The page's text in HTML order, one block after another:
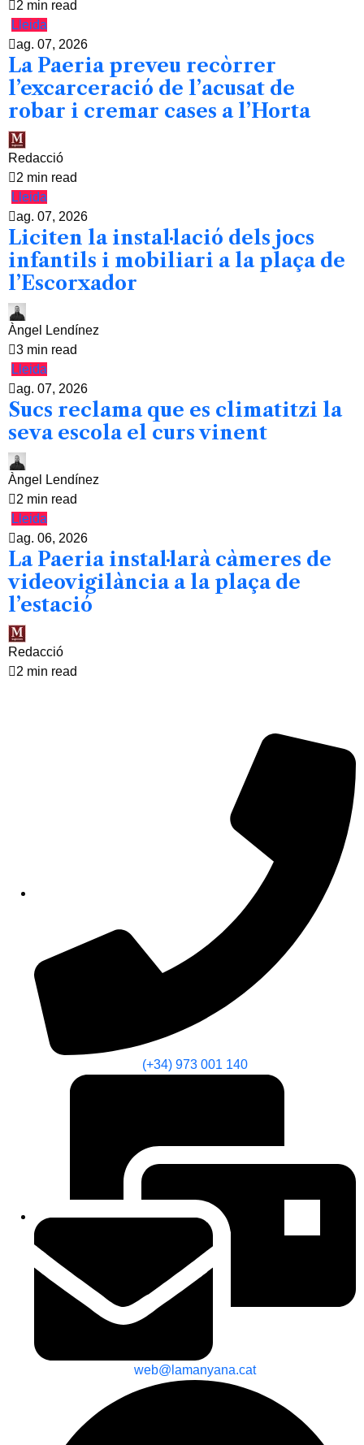
2 min read
Lleida
ag. 07, 2026
La Paeria preveu recòrrer
l’excarceració de l’acusat de
robar i cremar cases a l’Horta
Redacció
2 min read
Lleida
ag. 07, 2026
Liciten la instal·lació dels jocs
infantils i mobiliari a la plaça de
l’Escorxador
Àngel Lendínez
3 min read
Lleida
ag. 07, 2026
Sucs reclama que es climatitzi la
seva escola el curs vinent
Àngel Lendínez
2 min read
Lleida
ag. 06, 2026
La Paeria instal·larà càmeres de
videovigilància a la plaça de
l’estació
Redacció
2 min read
(+34) 973 001 140
web@lamanyana.cat